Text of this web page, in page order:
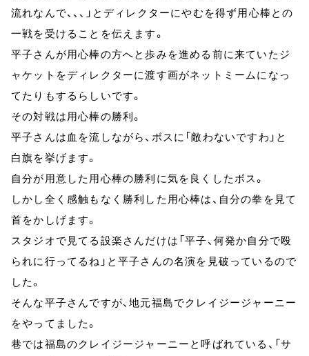
流れなんで、、、」とディレクターにやむを得ず用心棒との
一戦を受けることを伝えます。
平子さんが用心棒の方へと歩みを進める前に来ていたジ
ャケットをディレクターに渡す画がネットミームになっ
てたりもするらしいです。
その対戦は用心棒の勝利。
平子さんは血を流しながら、ボスに「敵わないですわ」と
白旗を挙げます。
自分が用意した用心棒の勝利に気を良くしたボス。
しかし全く感触もなく勝利した用心棒は、自分の拳を見て
首をかしげます。
スタジオで見てる設楽さんだけは「平子、何発か自分で殴
られに行ってるね」と平子さんの名演を見破っているので
した。
そんな平子さんですが、地元福島でクレイジージャーニー
をやってました。
巷では福島のクレイジージャーニーと呼ばれている、「サ